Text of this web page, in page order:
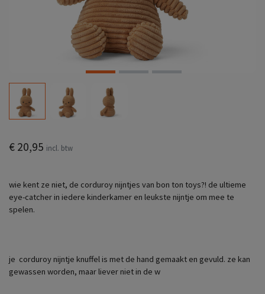
€ 20,95 incl. btw
wie kent ze niet, de corduroy nijntjes van bon ton toys?! de ultieme
eye-catcher in iedere kinderkamer en leukste nijntje om mee te
spelen.
je corduroy nijntje knuffel is met de hand gemaakt en gevuld. ze kan
gewassen worden, maar liever niet in de w